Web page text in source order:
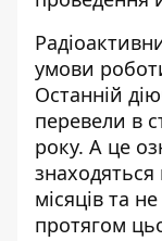
умови
Останній
перевели в
року. А це
місяців та
протягом